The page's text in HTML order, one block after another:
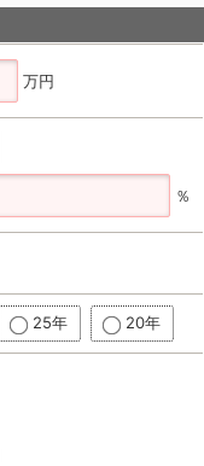
万円
％
25年 20年